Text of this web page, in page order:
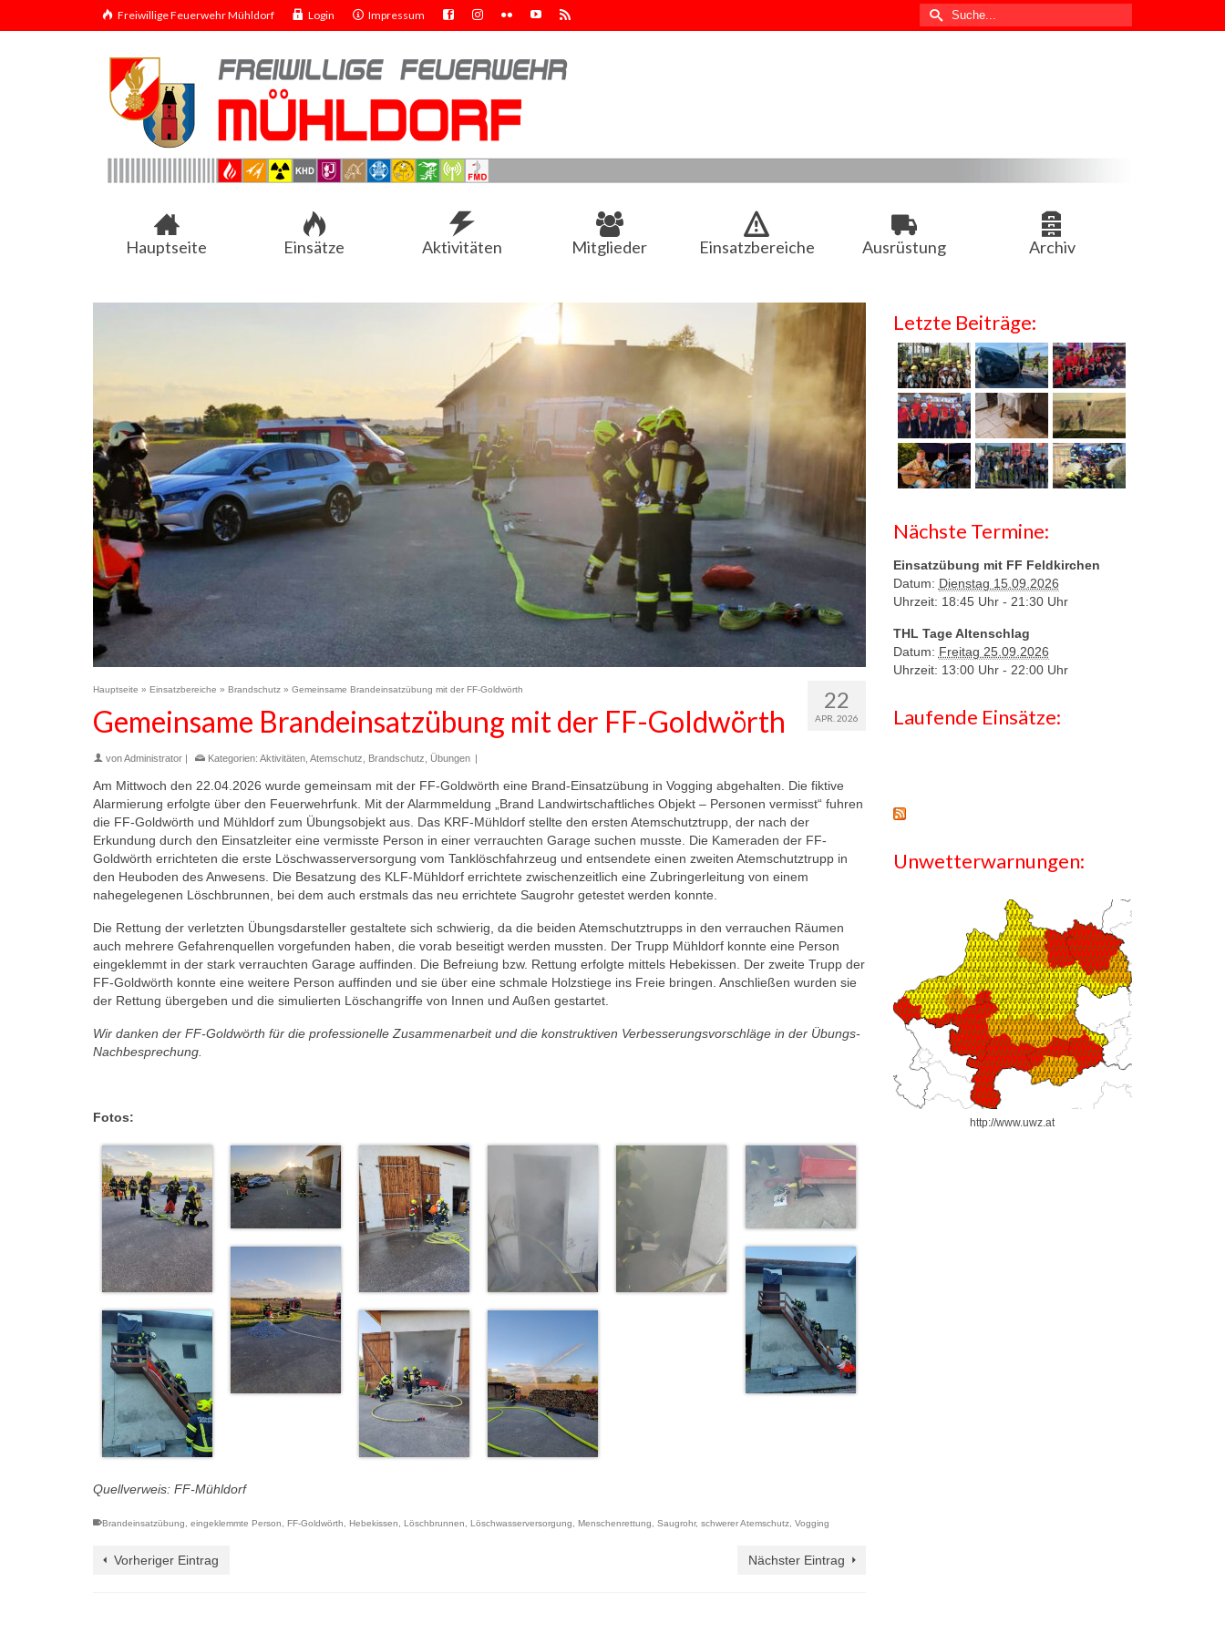
Freiwillige Feuerwehr Mühldorf Login Impressum
Suche
nach:
Hauptseite Einsätze Aktivitäten Mitglieder Einsatzbereiche Ausrüstung Archiv
22
APR. 2026
Hauptseite » Einsatzbereiche » Brandschutz » Gemeinsame Brandeinsatzübung mit der FF-Goldwörth
Gemeinsame Brandeinsatzübung mit der FF-Goldwörth
vonAdministrator | Kategorien: Aktivitäten Atemschutz Brandschutz Übungen |
Am Mittwoch den 22.04.2026 wurde gemeinsam mit der FF-Goldwörth eine Brand-Einsatzübung in Vogging abgehalten. Die fiktive
Alarmierung erfolgte über den Feuerwehrfunk. Mit der Alarmmeldung „Brand Landwirtschaftliches Objekt – Personen vermisst“ fuhren
die FF-Goldwörth und Mühldorf zum Übungsobjekt aus. Das KRF-Mühldorf stellte den ersten Atemschutztrupp, der nach der
Erkundung durch den Einsatzleiter eine vermisste Person in einer verrauchten Garage suchen musste. Die Kameraden der FF-
Goldwörth errichteten die erste Löschwasserversorgung vom Tanklöschfahrzeug und entsendete einen zweiten Atemschutztrupp in
den Heuboden des Anwesens. Die Besatzung des KLF-Mühldorf errichtete zwischenzeitlich eine Zubringerleitung von einem
nahegelegenen Löschbrunnen, bei dem auch erstmals das neu errichtete Saugrohr getestet werden konnte.
Die Rettung der verletzten Übungsdarsteller gestaltete sich schwierig, da die beiden Atemschutztrupps in den verrauchen Räumen
auch mehrere Gefahrenquellen vorgefunden haben, die vorab beseitigt werden mussten. Der Trupp Mühldorf konnte eine Person
eingeklemmt in der stark verrauchten Garage auffinden. Die Befreiung bzw. Rettung erfolgte mittels Hebekissen. Der zweite Trupp der
FF-Goldwörth konnte eine weitere Person auffinden und sie über eine schmale Holzstiege ins Freie bringen. Anschließen wurden sie
der Rettung übergeben und die simulierten Löschangriffe von Innen und Außen gestartet.
Wir danken der FF-Goldwörth für die professionelle Zusammenarbeit und die konstruktiven Verbesserungsvorschläge in der Übungs-
Nachbesprechung.
Fotos:
Quellverweis: FF-Mühldorf
Brandeinsatzübung eingeklemmte Person FF-Goldwörth Hebekissen Löschbrunnen Löschwasserversorgung Menschenrettung Saugrohr, schwerer Atemschutz Vogging
Vorheriger Eintrag Nächster Eintrag
Letzte Beiträge:
Nächste Termine:
Einsatzübung mit FF Feldkirchen
Datum: Dienstag 15.09.2026
Uhrzeit: 18:45 Uhr - 21:30 Uhr
THL Tage Altenschlag
Datum: Freitag 25.09.2026
Uhrzeit: 13:00 Uhr - 22:00 Uhr
Laufende Einsätze:
Unwetterwarnungen:
http://www.uwz.at